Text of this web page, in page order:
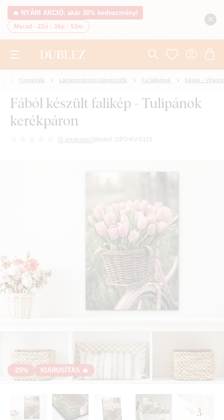
🔥 NYÁRI AKCIÓ: akár 30% kedvezmény!
Marad - 22ó : 36p : 53m
Kategóriák Lakberendezési kiegészítők Fa faliképek Képek - Virágok
Fából készült falikép - Tulipánok
kerékpáron
(0 értékelés) Modell: DFO-KV-0115
-25% KIÁRUSÍTÁS 🔥
+ 3